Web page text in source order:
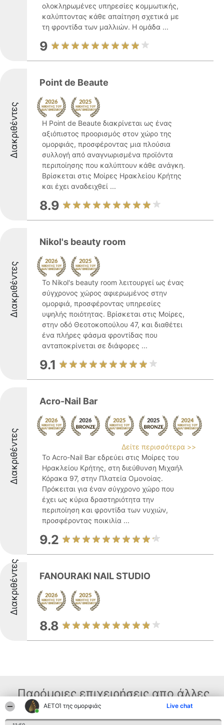
ΑΕΤΟΊ της ομορφιάς Live chat
ολοκληρωμένες υπηρεσίες κομμωτικής,
καλύπτοντας κάθε απαίτηση σχετικά με
τη φροντίδα των μαλλιών. Η ομάδα ...
9
Διακριθέντες
Point de Beaute
Η Point de Beaute διακρίνεται ως ένας
αξιόπιστος προορισμός στον χώρο της
ομορφιάς, προσφέροντας μια πλούσια
συλλογή από αναγνωρισμένα προϊόντα
περιποίησης που καλύπτουν κάθε ανάγκη.
Βρίσκεται στις Μοίρες Ηρακλείου Κρήτης
και έχει αναδειχθεί ...
8.9
Διακριθέντες
Nikol's beauty room
Το Nikol's beauty room λειτουργεί ως ένας
σύγχρονος χώρος αφιερωμένος στην
ομορφιά, προσφέροντας υπηρεσίες
υψηλής ποιότητας. Βρίσκεται στις Μοίρες,
στην οδό Θεοτοκοπούλου 47, και διαθέτει
ένα πλήρες φάσμα φροντίδας που
ανταποκρίνεται σε διάφορες ...
9.1
Διακριθέντες
Acro-Nail Bar
Δείτε περισσότερα >>
Το Acro-Nail Bar εδρεύει στις Μοίρες του
Ηρακλείου Κρήτης, στη διεύθυνση Μιχαήλ
Κόρακα 97, στην Πλατεία Ομονοίας.
Πρόκειται για έναν σύγχρονο χώρο που
έχει ως κύρια δραστηριότητα την
περιποίηση και φροντίδα των νυχιών,
προσφέροντας ποικιλία ...
9.2
Διακριθέντες FANOURAKI NAIL STUDIO
8.8
Παρόμοιες επιχειρήσεις απο άλλες
περιοχές